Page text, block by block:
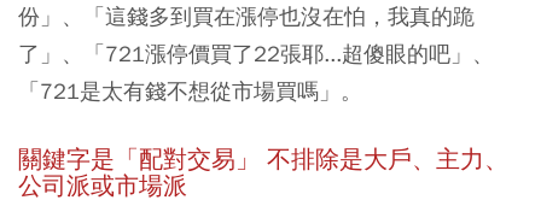
份」、「這錢多到買在漲停也沒在怕，我真的跪
了」、「721漲停價買了22張耶...超傻眼的吧」、
「721是太有錢不想從市場買嗎」。
關鍵字是「配對交易」 不排除是大戶、主力、
公司派或市場派